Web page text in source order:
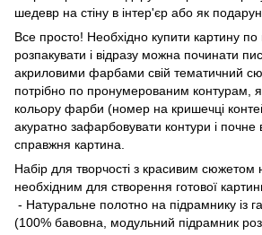
шедевр на стіну в інтер'єр або як
Все просто! Необхідно купити картину
розпакувати і відразу можна починати
акриловими фарбами свій тематичний
потрібно по пронумерованим контурам,
кольору фарби (номер на кришечці
акуратно зафарбовувати контури і почне
справжня картина.
Набір для творчості з красивим сюжетом
необхідним для створення готової
- Натуральне полотно на підрамнику із
(100% бавовна, модульний підрамник